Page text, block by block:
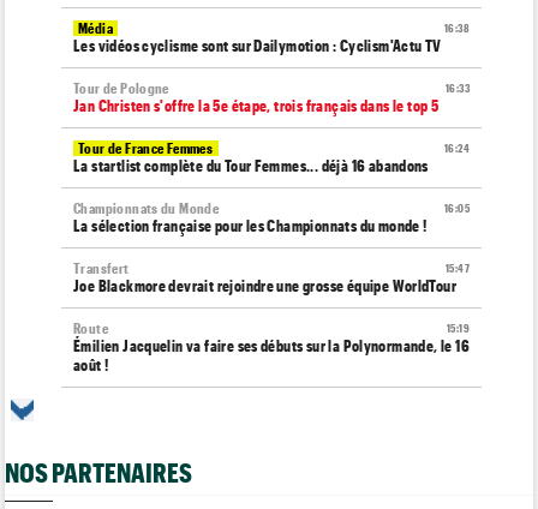
16:38
Média
Les vidéos cyclisme sont sur Dailymotion : Cyclism'Actu TV
16:33
Tour de Pologne
Jan Christen s'offre la 5e étape, trois français dans le top 5
16:24
Tour de France Femmes
La startlist complète du Tour Femmes... déjà 16 abandons
16:05
Championnats du Monde
La sélection française pour les Championnats du monde !
15:47
Transfert
Joe Blackmore devrait rejoindre une grosse équipe WorldTour
15:19
Route
Émilien Jacquelin va faire ses débuts sur la Polynormande, le 16
août !
Route
Blessé, le Belge Toon Aerts, a mis un terme à sa saison 2026
NOS PARTENAIRES